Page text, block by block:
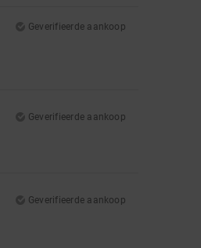
Geverifieerde aankoop
Geverifieerde aankoop
Geverifieerde aankoop